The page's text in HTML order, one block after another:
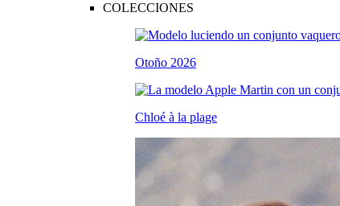
COLECCIONES
Otoño 2026
Chloé à la plage